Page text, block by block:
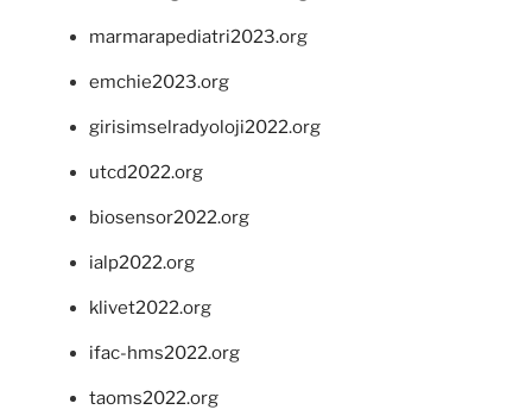
marmarapediatri2023.org
emchie2023.org
girisimselradyoloji2022.org
utcd2022.org
biosensor2022.org
ialp2022.org
klivet2022.org
ifac-hms2022.org
taoms2022.org